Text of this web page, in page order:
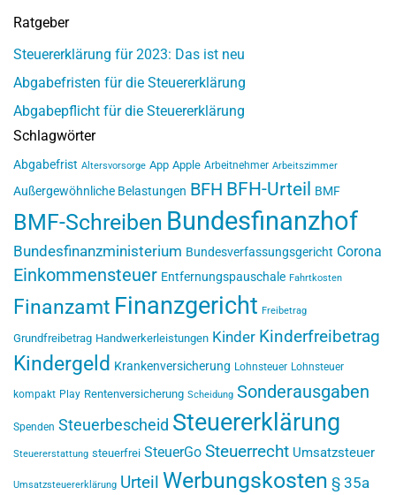
Ratgeber
Steuererklärung für 2023: Das ist neu
Abgabefristen für die Steuererklärung
Abgabepflicht für die Steuererklärung
Schlagwörter
Abgabefrist Altersvorsorge App Apple Arbeitnehmer Arbeitszimmer
Außergewöhnliche Belastungen BFH BFH-Urteil BMF
BMF-Schreiben Bundesfinanzhof
Bundesfinanzministerium Bundesverfassungsgericht Corona
Einkommensteuer Entfernungspauschale Fahrtkosten
Finanzamt Finanzgericht Freibetrag
Grundfreibetrag Handwerkerleistungen Kinder Kinderfreibetrag
Kindergeld Krankenversicherung Lohnsteuer Lohnsteuer
kompakt Play Rentenversicherung Scheidung Sonderausgaben
Spenden Steuerbescheid Steuererklärung
Steuererstattung steuerfrei SteuerGo Steuerrecht Umsatzsteuer
Umsatzsteuererklärung Urteil Werbungskosten § 35a